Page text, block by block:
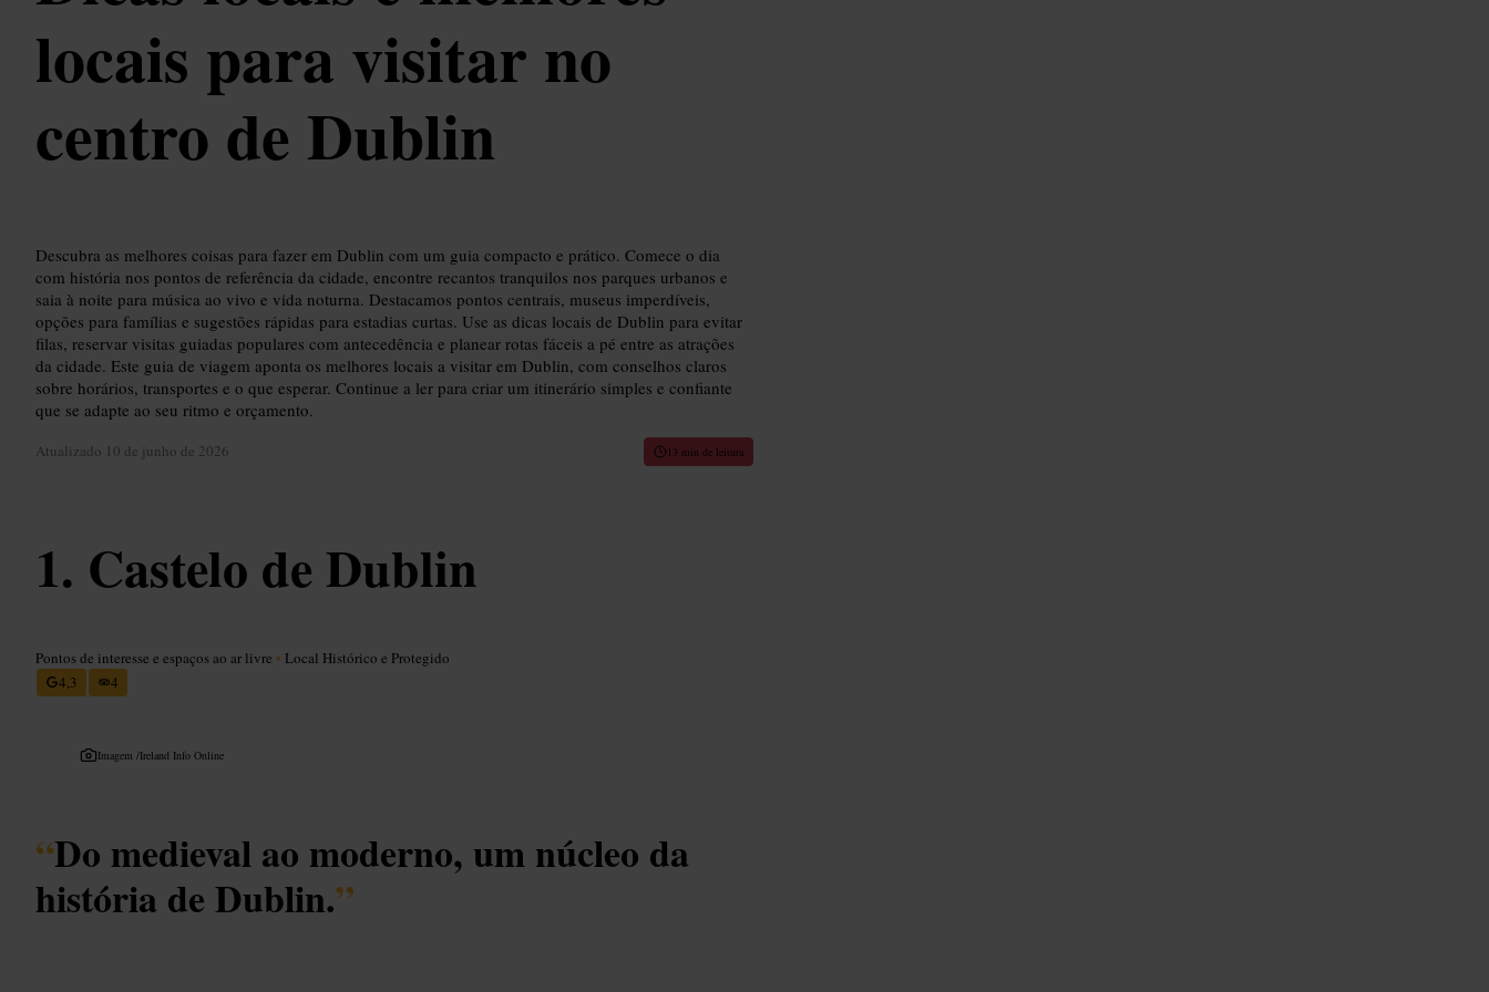
locais para visitar no
centro de Dublin
Descubra as melhores coisas para fazer em Dublin com um guia compacto e prático. Comece o dia
com história nos pontos de referência da cidade, encontre recantos tranquilos nos parques urbanos e
saia à noite para música ao vivo e vida noturna. Destacamos pontos centrais, museus imperdíveis,
opções para famílias e sugestões rápidas para estadias curtas. Use as dicas locais de Dublin para evitar
filas, reservar visitas guiadas populares com antecedência e planear rotas fáceis a pé entre as atrações
da cidade. Este guia de viagem aponta os melhores locais a visitar em Dublin, com conselhos claros
sobre horários, transportes e o que esperar. Continue a ler para criar um itinerário simples e confiante
que se adapte ao seu ritmo e orçamento.
Atualizado 10 de junho de 2026 13 min de leitura
Castelo de Dublin
Pontos de interesse e espaços ao ar livre • Local Histórico e Protegido
4,3
4
Imagem /Ireland Info Online
“Do medieval ao moderno, um núcleo da
história de Dublin.”